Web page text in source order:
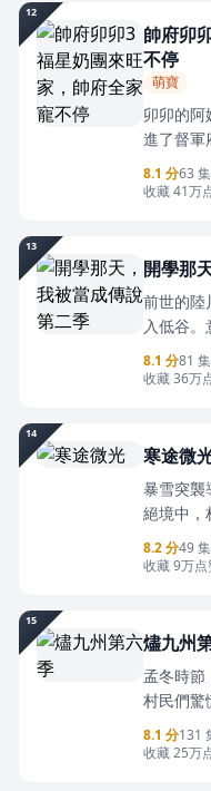
一柄鏽跡
12
帥府卯
不停
萌寶
卯卯的阿
進了督軍
穴，她這
和她阿孃
她承包一
健，早日
8.1 分63 集
收藏 41万
13
開學那
前世的陸
入低谷。
人設取悅
活、清醒
同學們不
舍群像
越被推到
8.1 分81 集
收藏 36万
14
寒途微
暴雪突襲
絕境中，
時。帶著
憶，她強
設局，一
的人性
靜與堅韌
的曙光。
8.2 分49 集
收藏 9万
15
燼九州
孟冬時節
村民們驚
蹟般甦醒
子，而是
8.1 分131
收藏 25万